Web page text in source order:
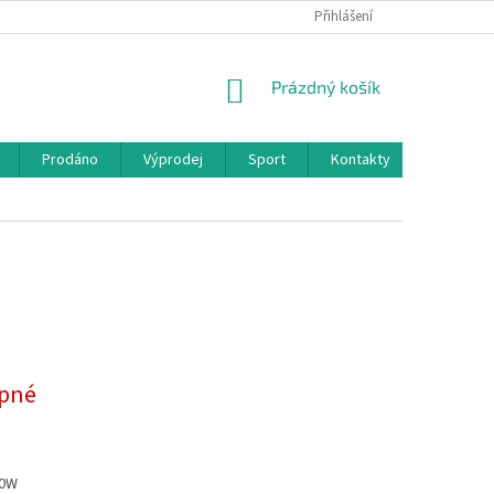
Přihlášení
NÁKUPNÍ
Prázdný košík
Prodáno Výprodej Sport
Kontakty